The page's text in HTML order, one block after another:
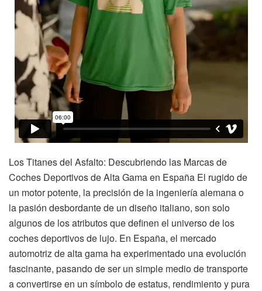
Los Titanes del Asfalto: Descubriendo las Marcas de
Coches Deportivos de Alta Gama en España El rugido de
un motor potente, la precisión de la ingeniería alemana o
la pasión desbordante de un diseño italiano, son solo
algunos de los atributos que definen el universo de los
coches deportivos de lujo. En España, el mercado
automotriz de alta gama ha experimentado una evolución
fascinante, pasando de ser un simple medio de transporte
a convertirse en un símbolo de estatus, rendimiento y pura